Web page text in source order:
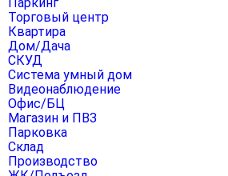
Торговый центр
Квартира
Дом/Дача
СКУД
Система умный дом
Видеонаблюдение
Офис/БЦ
Магазин и ПВЗ
Парковка
Склад
Производство